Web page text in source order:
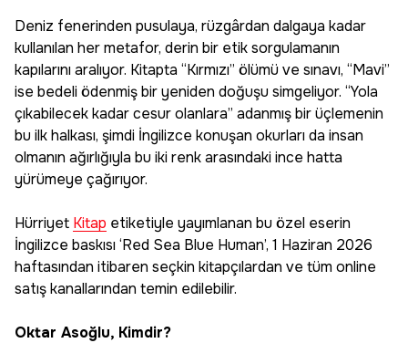
Deniz fenerinden pusulaya, rüzgârdan dalgaya kadar
kullanılan her metafor, derin bir etik sorgulamanın
kapılarını aralıyor. Kitapta “Kırmızı” ölümü ve sınavı, “Mavi”
ise bedeli ödenmiş bir yeniden doğuşu simgeliyor. “Yola
çıkabilecek kadar cesur olanlara” adanmış bir üçlemenin
bu ilk halkası, şimdi İngilizce konuşan okurları da insan
olmanın ağırlığıyla bu iki renk arasındaki ince hatta
yürümeye çağırıyor.
Hürriyet Kitap etiketiyle yayımlanan bu özel eserin
İngilizce baskısı ‘Red Sea Blue Human’, 1 Haziran 2026
haftasından itibaren seçkin kitapçılardan ve tüm online
satış kanallarından temin edilebilir.
Oktar Asoğlu, Kimdir?